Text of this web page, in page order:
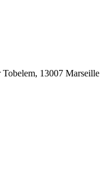
13007 Marseille